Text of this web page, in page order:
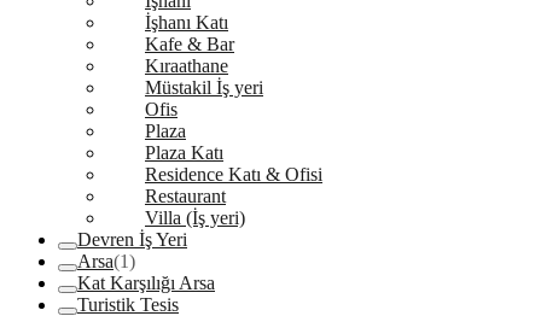
İşhanı Katı
Kafe & Bar
Kıraathane
Müstakil İş yeri
Ofis
Plaza
Plaza Katı
Residence Katı & Ofisi
Restaurant
Villa (İş yeri)
Devren İş Yeri
Arsa(1)
Kat Karşılığı Arsa
Turistik Tesis